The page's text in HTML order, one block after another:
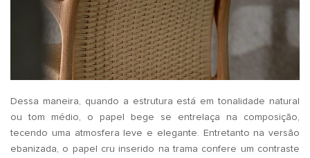
Dessa maneira, quando a estrutura está em tonalidade natural
ou tom médio, o papel bege se entrelaça na composição,
tecendo uma atmosfera leve e elegante. Entretanto na versão
ebanizada, o papel cru inserido na trama confere um contraste